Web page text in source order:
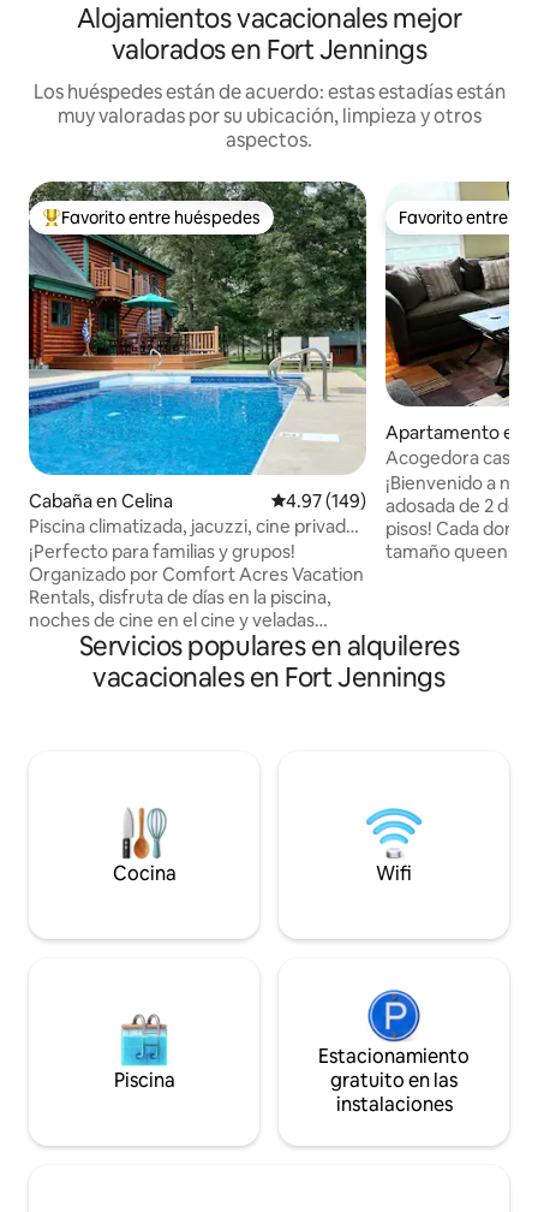
Alojamientos vacacionales mejor
valorados en Fort Jennings
Los huéspedes están de acuerdo: estas estadías están
muy valoradas por su ubicación, limpieza y otros
aspectos.
Favorito entre huéspedes preferido
Favorito entre huéspedes
Cabaña en Celina Calificación promedio: 4.97 de
4.97 (149)
Piscina climatizada, jacuzzi, cine privado
y sendero para bicicletas
¡Perfecto para familias y grupos!
Organizado por Comfort Acres Vacation
Rentals, disfruta de días en la piscina,
noches de cine en el cine y veladas
divertidas alrededor de la fogata o en el
jacuzzi bajo las estrellas. A pocos
minutos del centro de la ciudad, de
✔ Jacuzzi ✔ 4 dormitorios + sala de
juegos tipo loft apta para niños ✔ Los
perros son bienvenidos Cocina ✔
completa. ✔ Fogata y parrilla ✔ Wi-Fi de
o toca ❤️ para guardar
Favorito entre
Favorito entre
Apartamento en
Acogedora casa
dormitorios y 1,5
¡Bienvenido a
adosada de 2
pisos! Cada
tamaño queen.
encuentran en la
aire
en ambos
está cerca del
río Maumee.
Servicios populares en alquileres
vacacionales en Fort Jennings
Cocina Wifi
Piscina
Estacionamiento
gratuito en las
instalaciones